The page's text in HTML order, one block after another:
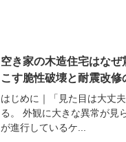
空き家の木造住宅はな
こす脆性破壊と耐震改修
はじめに｜「見た目は大丈
る。 外観に大きな異常が見
が進行しているケ...